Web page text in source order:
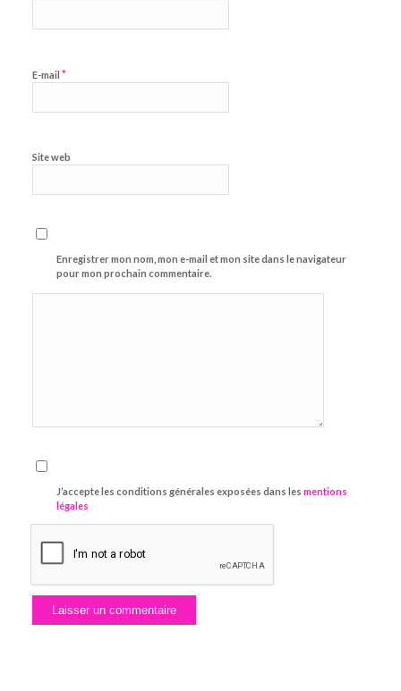
E-mail *
Site web
Enregistrer mon nom, mon e-mail et mon site dans le navigateur
pour mon prochain commentaire.
J’accepte les conditions générales exposées dans lesmentions
légales